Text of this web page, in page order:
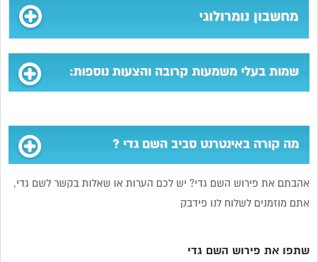
מחשבון נומרולוגי
שמות בעלי משמעות קרובה והצעות נוספות:
מה קורה באינטרנט סביב השם גדי ?
אהבתם את פירוש השם גדי? יש לכם הערות או שאלות בקשר לשם גדי,
אתם מוזמנים לשלוח לנו פידבק
שתפו את פירוש השם גדי